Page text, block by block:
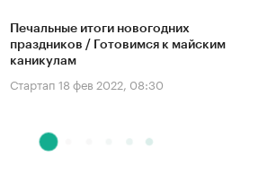
Печальные итоги новогодних
праздников / Готовимся к майским
каникулам
Стартап 18 фев 2022, 08:30